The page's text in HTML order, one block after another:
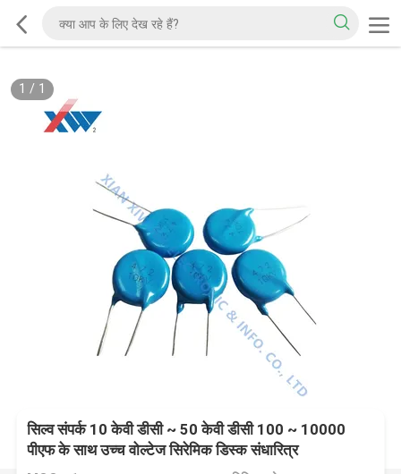
1 / 1
सिल्व संपर्क 10 केवी डीसी ~ 50 केवी डीसी 100 ~ 10000
पीएफ के साथ उच्च वोल्टेज सिरेमिक डिस्क संधारित्र